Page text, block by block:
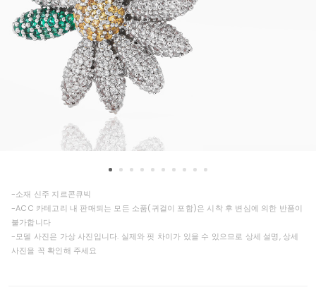
-소재 신주 지르콘큐빅
-ACC 카테고리 내 판매되는 모든 소품(귀걸이 포함)은 시착 후 변심에 의한 반품이
불가합니다
-모델 사진은 가상 사진입니다. 실제와 핏 차이가 있을 수 있으므로 상세 설명, 상세
사진을 꼭 확인해 주세요